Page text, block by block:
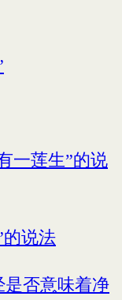
一莲生”的说
的说法
是否意味着净